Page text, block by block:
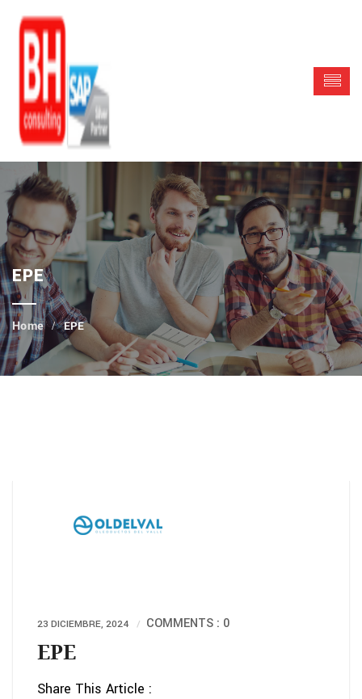
EPE
EPE
23 DICIEMBRE, 2024 COMMENTS : 0
EPE
Share This Article :